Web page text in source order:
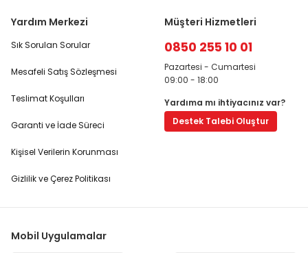
Yardım Merkezi
Sık Sorulan Sorular
Mesafeli Satış Sözleşmesi
Teslimat Koşulları
Garanti ve İade Süreci
Kişisel Verilerin Korunması
Gizlilik ve Çerez Politikası
Müşteri Hizmetleri
0850 255 10 01
Pazartesi - Cumartesi
09:00 - 18:00
Yardıma mı ihtiyacınız var?
Destek Talebi Oluştur
Mobil Uygulamalar